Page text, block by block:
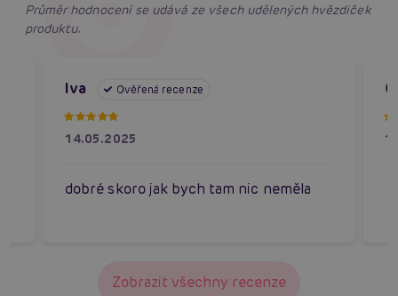
Průměr hodnocení se udává ze všech udělených hvězdiček
produktu.
Iva Ověřená recenze
14.05.2025
dobré skoro jak bych tam nic neměla
Zobrazit všechny recenze